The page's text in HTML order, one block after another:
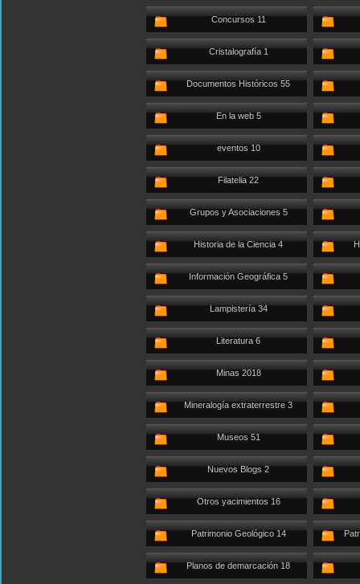
Concursos 11
Cristalografía 1
Documentos Históricos 55
En la web 5
eventos 10
Filatelia 22
Grupos y Asociaciones 5
Historia de la Ciencia 4
Información Geográfica 5
Lampistería 34
Literatura 6
Minas 2018
Mineralogía extraterrestre 3
Museos 51
Nuevos Blogs 2
Otros yacimientos 16
Patrimonio Geológico 14
Planos de demarcación 18